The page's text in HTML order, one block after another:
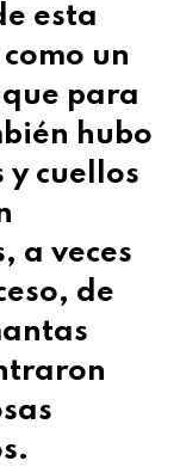
esta
un
para
hubo
y cuellos
a veces
de